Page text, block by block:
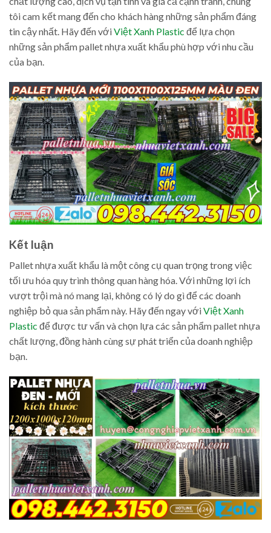
tôi cam kết mang đến cho khách hàng những sản phẩm đáng
tin cậy nhất. Hãy đến vớiViệt Xanh Plastic để lựa chọn
những sản phẩm pallet nhựa xuất khẩu phù hợp với nhu cầu
của bạn.
Kết luận
Pallet nhựa xuất khẩu là một công cụ quan trọng trong việc
tối ưu hóa quy trình thông quan hàng hóa. Với những lợi ích
vượt trội mà nó mang lại, không có lý do gì để các doanh
nghiệp bỏ qua sản phẩm này. Hãy đến ngay vớiViệt Xanh
Plastic để được tư vấn và chọn lựa các sản phẩm pallet nhựa
chất lượng, đồng hành cùng sự phát triển của doanh nghiệp
bạn.